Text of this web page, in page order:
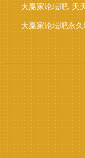
大赢家论坛吧. 天
大赢家论坛吧永久